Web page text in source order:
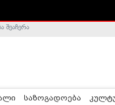
კომისია
საზოგადოება